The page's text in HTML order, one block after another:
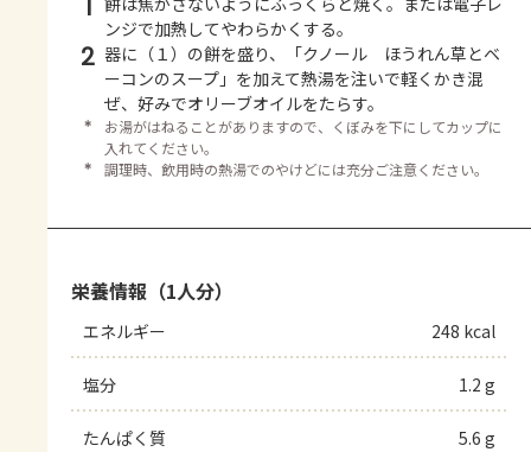
1
ンジで加熱してやわらかくする。
2 器に（１）の餅を盛り、「クノール ほうれん草とベ
ーコンのスープ」を加えて熱湯を注いで軽くかき混
ぜ、好みでオリーブオイルをたらす。
＊
お湯がはねることがありますので、くぼみを下にしてカップに
入れてください。
＊
調理時、飲用時の熱湯でのやけどには充分ご注意ください。
栄養情報（1人分）
エネルギー 248 kcal
塩分 1.2 g
たんぱく質 5.6 g